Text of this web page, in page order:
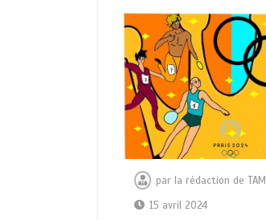
par la rédaction de TAM
15 avril 2024